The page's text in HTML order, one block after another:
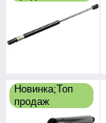
Новинка;Топ
продаж